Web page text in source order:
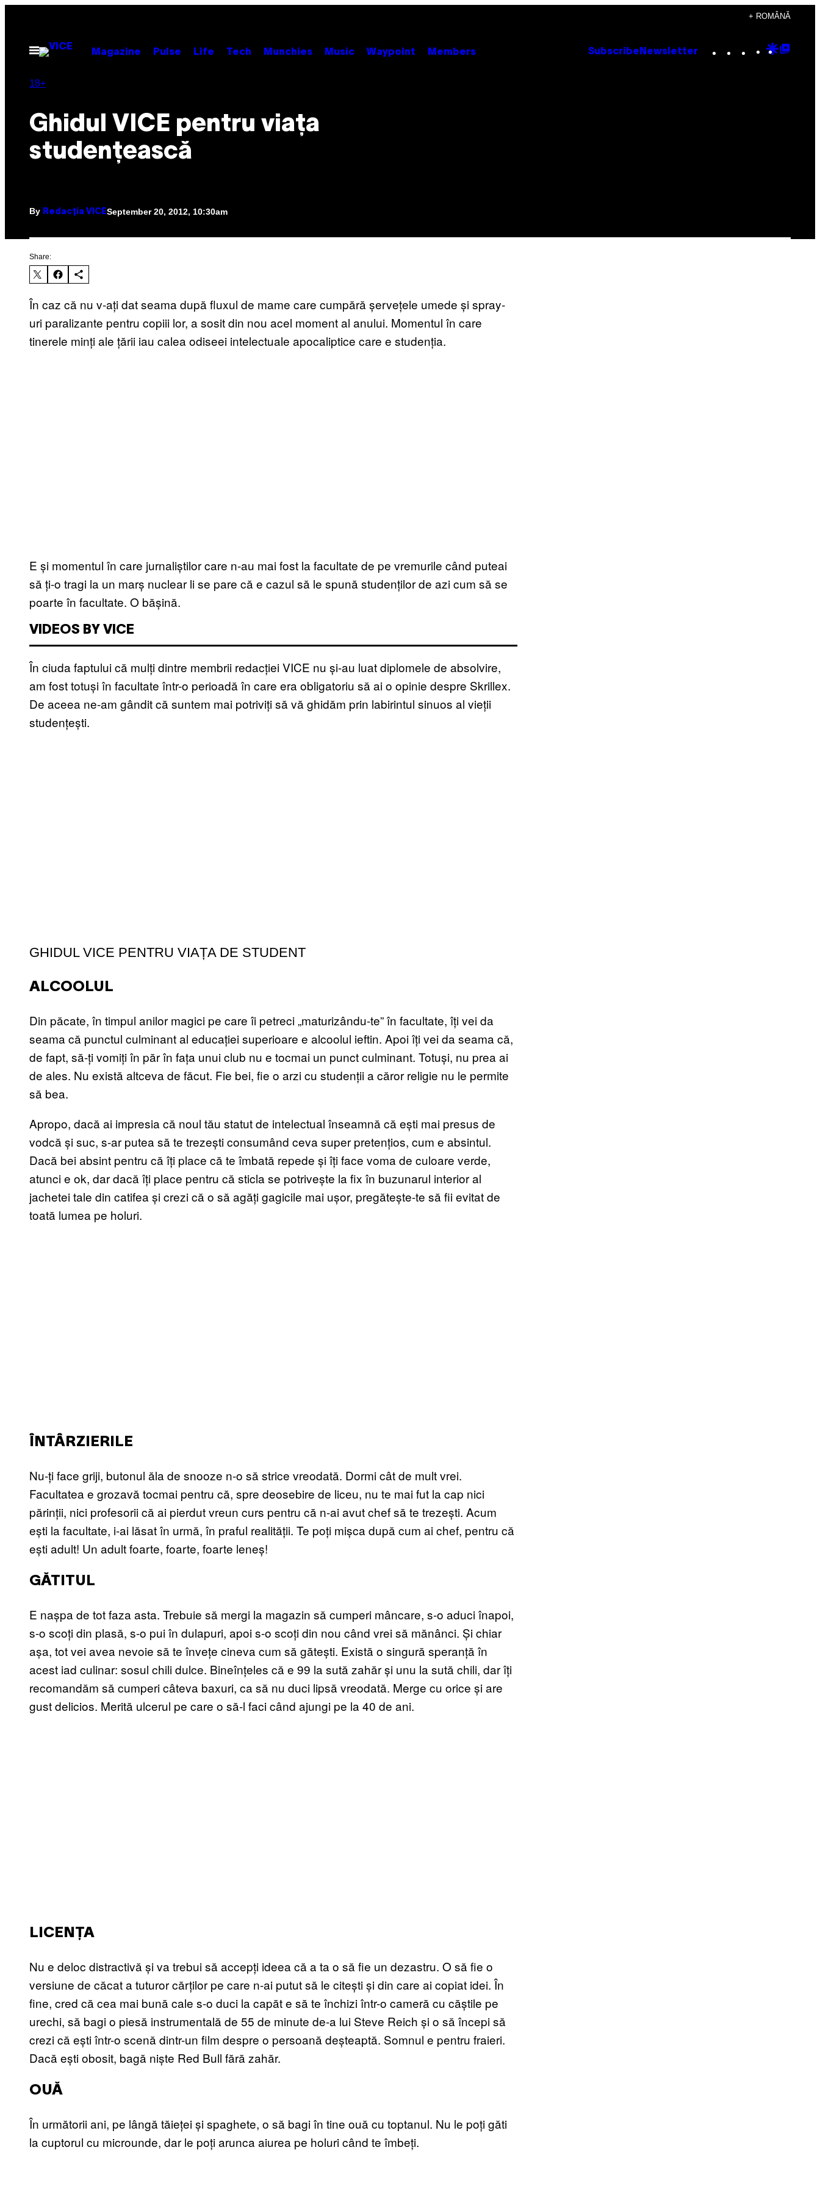
content
+ ROMÂNĂ
Open
Menu
Magazine Pulse Life Tech Munchies Music Waypoint Members Subscribe Newsletter Instagram
TikTok
YouTube
Google
18+
Ghidul VICE pentru viața
studențească
By Redacţia VICESeptember 20, 2012, 10:30am
Share:
În caz că nu v-ați dat seama după fluxul de mame care cumpără șervețele umede și spray-
uri paralizante pentru copiii lor, a sosit din nou acel moment al anului. Momentul în care
tinerele minți ale țării iau calea odiseei intelectuale apocaliptice care e studenția.
E și momentul în care jurnaliștilor care n-au mai fost la facultate de pe vremurile când puteai
să ți-o tragi la un marș nuclear li se pare că e cazul să le spună studenților de azi cum să se
poarte în facultate. O bășină.
VIDEOS BY VICE
În ciuda faptului că mulți dintre membrii redacției VICE nu și-au luat diplomele de absolvire,
am fost totuși în facultate într-o perioadă în care era obligatoriu să ai o opinie despre Skrillex.
De aceea ne-am gândit că suntem mai potriviți să vă ghidăm prin labirintul sinuos al vieții
studențești.
GHIDUL VICE PENTRU VIAȚA DE STUDENT
ALCOOLUL
Din păcate, în timpul anilor magici pe care îi petreci „maturizându-te” în facultate, îți vei da
seama că punctul culminant al educației superioare e alcoolul ieftin. Apoi îți vei da seama că,
de fapt, să-ți vomiți în păr în fața unui club nu e tocmai un punct culminant. Totuși, nu prea ai
de ales. Nu există altceva de făcut. Fie bei, fie o arzi cu studenții a căror religie nu le permite
să bea.
Apropo, dacă ai impresia că noul tău statut de intelectual înseamnă că ești mai presus de
vodcă și suc, s-ar putea să te trezești consumând ceva super pretențios, cum e absintul.
Dacă bei absint pentru că îți place că te îmbată repede și îți face voma de culoare verde,
atunci e ok, dar dacă îți place pentru că sticla se potrivește la fix în buzunarul interior al
jachetei tale din catifea și crezi că o să agăți gagicile mai ușor, pregătește-te să fii evitat de
toată lumea pe holuri.
ÎNTÂRZIERILE
Nu-ți face griji, butonul ăla de snooze n-o să strice vreodată. Dormi cât de mult vrei.
Facultatea e grozavă tocmai pentru că, spre deosebire de liceu, nu te mai fut la cap nici
părinții, nici profesorii că ai pierdut vreun curs pentru că n-ai avut chef să te trezești. Acum
ești la facultate, i-ai lăsat în urmă, în praful realității. Te poți mișca după cum ai chef, pentru că
ești adult! Un adult foarte, foarte, foarte leneș!
GĂTITUL
E nașpa de tot faza asta. Trebuie să mergi la magazin să cumperi mâncare, s-o aduci înapoi,
s-o scoți din plasă, s-o pui în dulapuri, apoi s-o scoți din nou când vrei să mănânci. Și chiar
așa, tot vei avea nevoie să te învețe cineva cum să gătești. Există o singură speranță în
acest iad culinar: sosul chili dulce. Bineînțeles că e 99 la sută zahăr și unu la sută chili, dar îți
recomandăm să cumperi câteva baxuri, ca să nu duci lipsă vreodată. Merge cu orice și are
gust delicios. Merită ulcerul pe care o să-l faci când ajungi pe la 40 de ani.
LICENȚA
Nu e deloc distractivă și va trebui să accepți ideea că a ta o să fie un dezastru. O să fie o
versiune de căcat a tuturor cărților pe care n-ai putut să le citești și din care ai copiat idei. În
fine, cred că cea mai bună cale s-o duci la capăt e să te închizi într-o cameră cu căștile pe
urechi, să bagi o piesă instrumentală de 55 de minute de-a lui Steve Reich și o să începi să
crezi că ești într-o scenă dintr-un film despre o persoană deșteaptă. Somnul e pentru fraieri.
Dacă ești obosit, bagă niște Red Bull fără zahăr.
OUĂ
În următorii ani, pe lângă tăieței și spaghete, o să bagi în tine ouă cu toptanul. Nu le poți găti
la cuptorul cu microunde, dar le poți arunca aiurea pe holuri când te îmbeți.